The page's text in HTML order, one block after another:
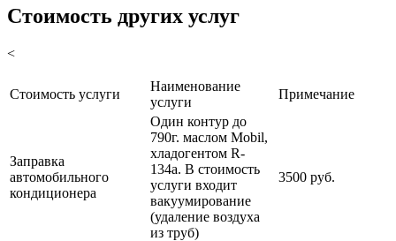
Стоимость других услуг
<
Стоимость услуги
Наименование
услуги
Примечание
Заправка
автомобильного
кондиционера
Один контур до
790г. маслом Mobil,
хладогентом R-
134a. В стоимость
услуги входит
вакуумирование
(удаление воздуха
из труб)
3500 руб.